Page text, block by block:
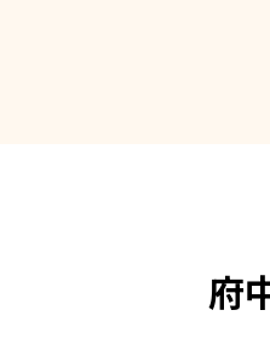
府